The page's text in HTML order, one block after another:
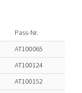
Pass-Nr.
AT100065
AT100124
AT100152